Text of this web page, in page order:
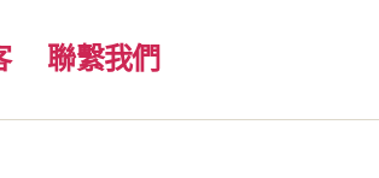
聯繫我們